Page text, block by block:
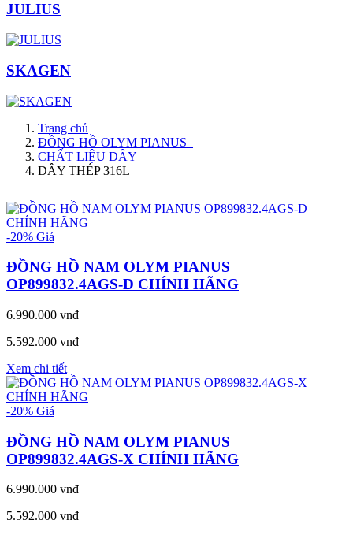
JULIUS
SKAGEN
Trang chủ
ĐỒNG HỒ OLYM PIANUS
CHẤT LIỆU DÂY
DÂY THÉP 316L
-20% Giá
ĐỒNG HỒ NAM OLYM PIANUS
OP899832.4AGS-D CHÍNH HÃNG
6.990.000 vnđ
5.592.000 vnđ
Xem chi tiết
-20% Giá
ĐỒNG HỒ NAM OLYM PIANUS
OP899832.4AGS-X CHÍNH HÃNG
6.990.000 vnđ
5.592.000 vnđ